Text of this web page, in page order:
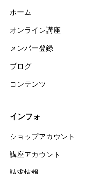
ホーム
オンライン講座
メンバー登録
ブログ
コンテンツ
インフォ
ショップアカウント
講座アカウント